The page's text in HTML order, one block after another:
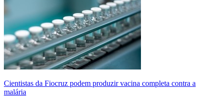
Cientistas da Fiocruz podem produzir vacina completa contra a
malária